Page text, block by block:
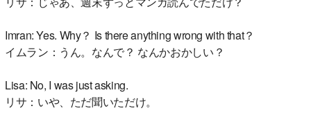
Imran: Yes. Why？ Is there anything wrong with that？
イムラン：うん。なんで？ なんかおかしい？
Lisa: No, I was just asking.
リサ：いや、ただ聞いただけ。